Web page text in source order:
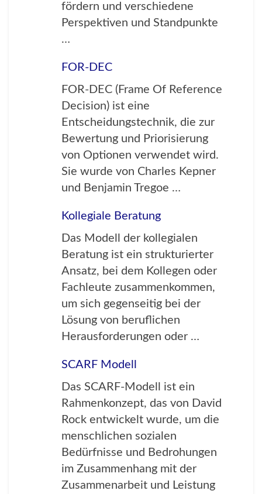
fördern und verschiedene
Perspektiven und Standpunkte
…
FOR-DEC
FOR-DEC (Frame Of Reference
Decision) ist eine
Entscheidungstechnik, die zur
Bewertung und Priorisierung
von Optionen verwendet wird.
Sie wurde von Charles Kepner
und Benjamin Tregoe …
Kollegiale Beratung
Das Modell der kollegialen
Beratung ist ein strukturierter
Ansatz, bei dem Kollegen oder
Fachleute zusammenkommen,
um sich gegenseitig bei der
Lösung von beruflichen
Herausforderungen oder …
SCARF Modell
Das SCARF-Modell ist ein
Rahmenkonzept, das von David
Rock entwickelt wurde, um die
menschlichen sozialen
Bedürfnisse und Bedrohungen
im Zusammenhang mit der
Zusammenarbeit und Leistung